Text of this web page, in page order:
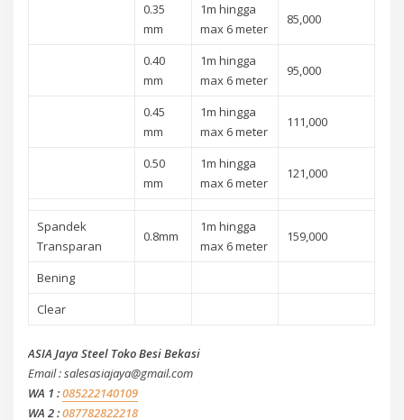
0.35
mm
1m hingga
max 6 meter
85,000
0.40
mm
1m hingga
max 6 meter
95,000
0.45
mm
1m hingga
max 6 meter
111,000
0.50
mm
1m hingga
max 6 meter
121,000
Spandek
Transparan
0.8mm
1m hingga
max 6 meter
159,000
Bening
Clear
ASIA Jaya Steel Toko Besi Bekasi
Email : salesasiajaya@gmail.com
WA 1 :085222140109
WA 2 :087782822218